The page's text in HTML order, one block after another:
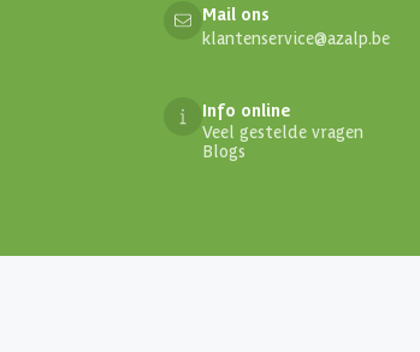
Mail ons
klantenservice@azalp.be
Info online
Veel gestelde vragen
Blogs